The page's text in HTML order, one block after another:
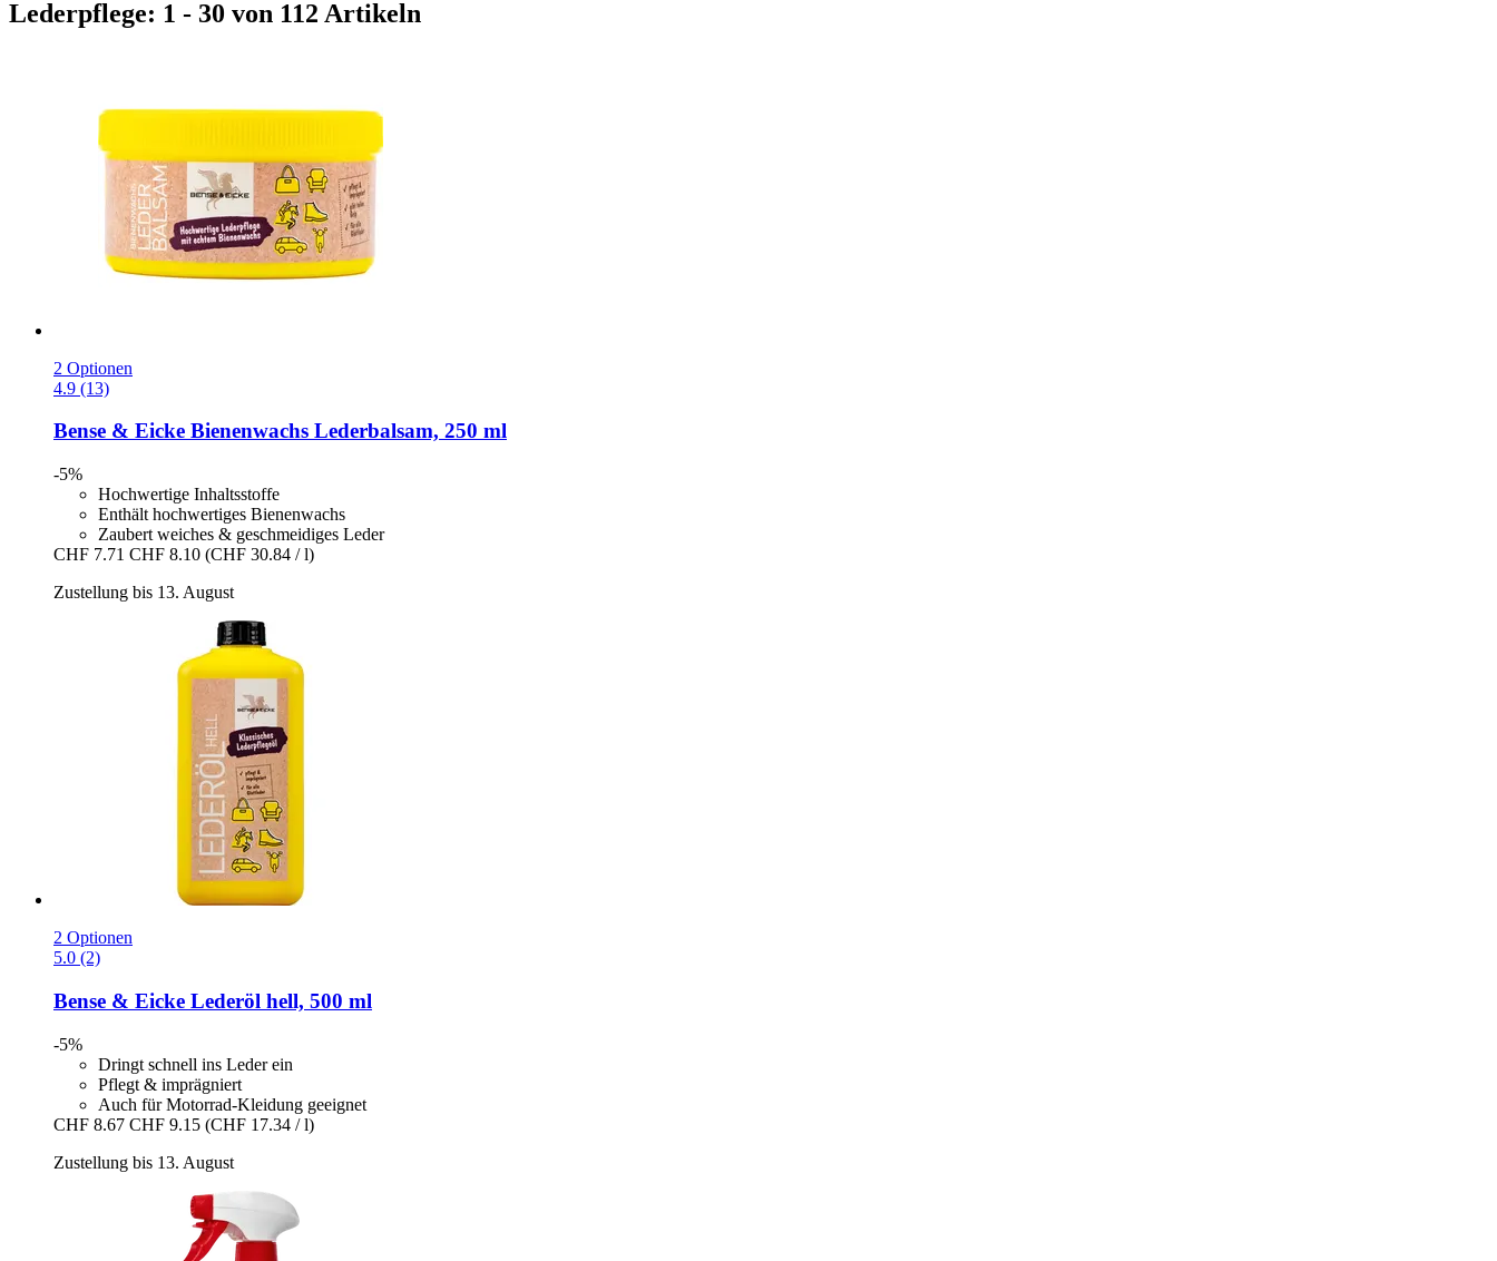
Lederpflege: 1 - 30 von 112 Artikeln
2 Optionen
4.9 (13)
Bense & Eicke Bienenwachs Lederbalsam, 250 ml
-5%
Hochwertige Inhaltsstoffe
Enthält hochwertiges Bienenwachs
Zaubert weiches & geschmeidiges Leder
CHF 7.71 CHF 8.10 (CHF 30.84 / l)
Zustellung bis 13. August
2 Optionen
5.0 (2)
Bense & Eicke Lederöl hell, 500 ml
-5%
Dringt schnell ins Leder ein
Pflegt & imprägniert
Auch für Motorrad-Kleidung geeignet
CHF 8.67 CHF 9.15 (CHF 17.34 / l)
Zustellung bis 13. August